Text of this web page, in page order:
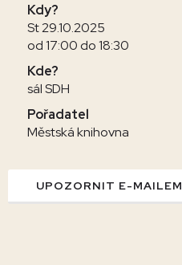
Kdy?
St 29.10.2025
od 17:00 do 18:30
Kde?
sál SDH
Pořadatel
Městská knihovna
UPOZORNIT E-MAILEM